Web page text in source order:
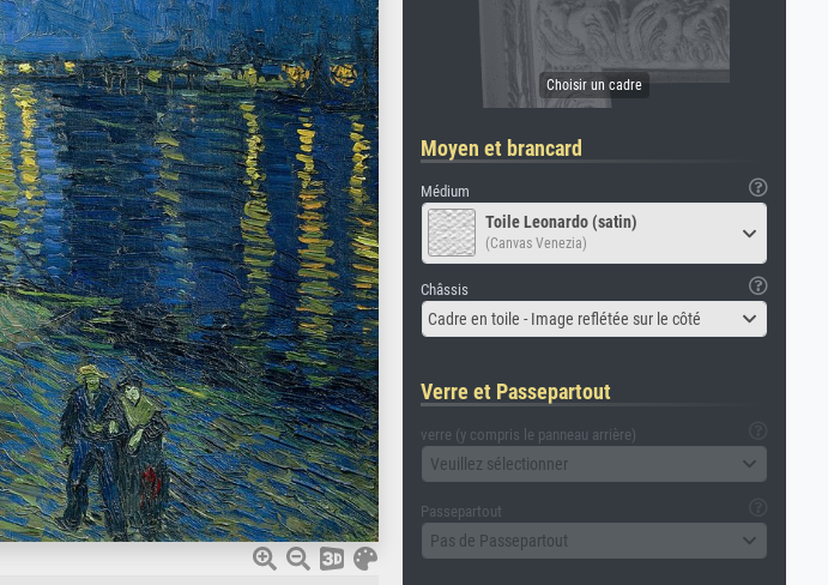
Moyen et brancard
Médium
Toile Leonardo (satin)
(Canvas Venezia)
Châssis
Cadre en toile - Image reflétée sur le côté
Verre et Passepartout
verre (y compris le panneau arrière)
Veuillez sélectionner
Passepartout
Pas de Passepartout